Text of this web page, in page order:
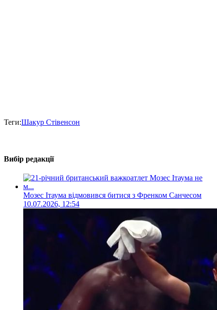
Теги:Шакур Стівенсон
Вибір редакції
Мозес Ітаума відмовився битися з Френком Санчесом
10.07.2026, 12:54